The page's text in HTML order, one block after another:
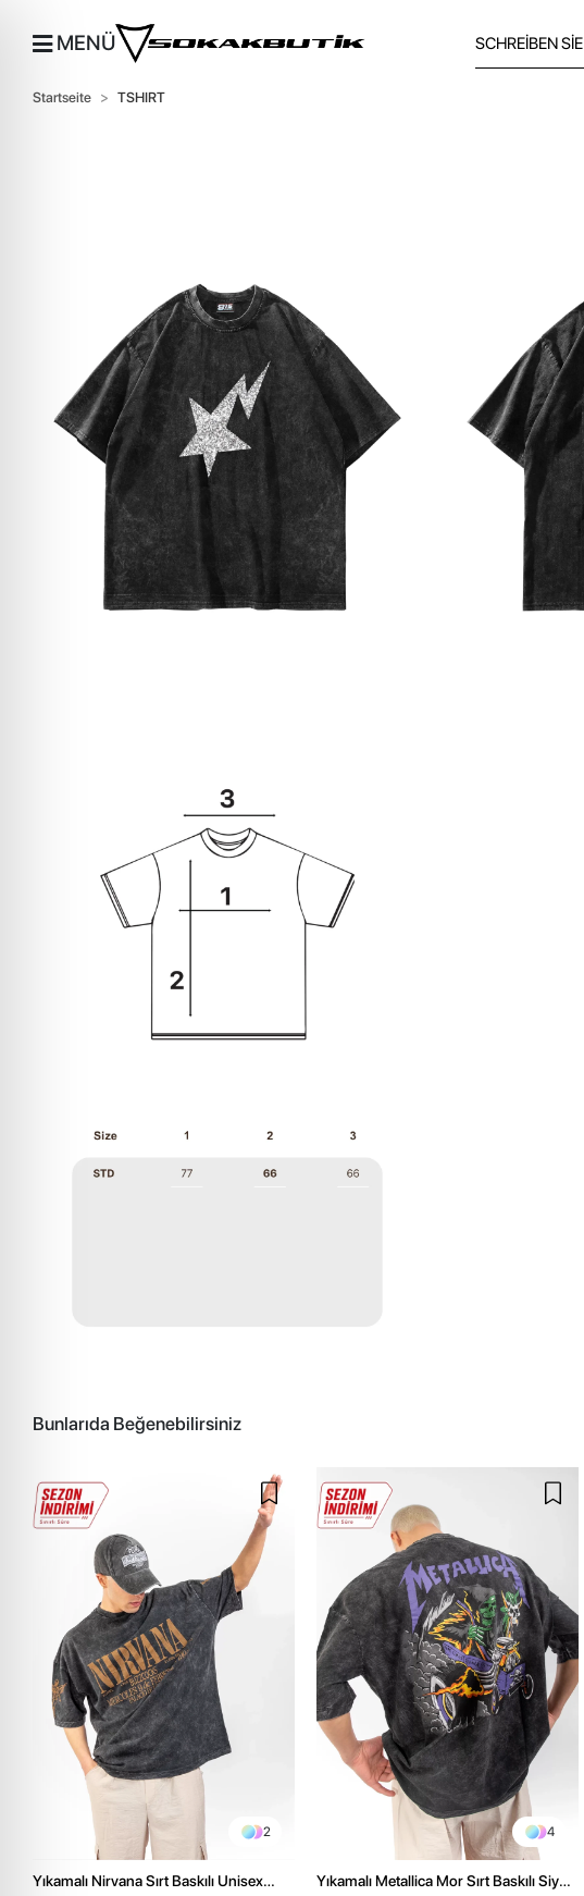
MENÜ
Startseite TSHIRT
Bunlarıda Beğenebilirsiniz
2
Yıkamalı Nirvana Sırt Baskılı Unisex
4
Yıkamalı Metallica Mor Sırt Baskılı Siyah